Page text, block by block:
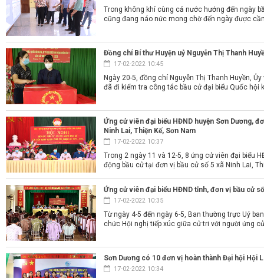
Trong không khí cùng cả nước hướng đến ngày
cũng đang náo nức mong chờ đến ngày được
Đồng chí Bí thư Huyện uỷ Nguyễn Thị Thanh
17-02-2022 10:45
Ngày 20-5, đồng chí Nguyễn Thị Thanh Huyền,
đã đi kiểm tra công tác bầu cử đại biểu Quốc hội
Ứng cử viên đại biểu HĐND huyện Sơn Dương,
Ninh Lai, Thiện Kế, Sơn Nam
17-02-2022 10:37
Trong 2 ngày 11 và 12-5, 8 ứng cử viên đại biểu
động bầu cử tại đơn vị bầu cử số 5 xã Ninh Lai,
Ứng cử viên đại biểu HĐND tỉnh, đơn vị bầu cử
17-02-2022 10:35
Từ ngày 4-5 đến ngày 6-5, Ban thường trực Uỷ
chức Hội nghị tiếp xúc giữa cử tri với người ứng
Sơn Dương có 10 đơn vị hoàn thành Đại hội Hội
17-02-2022 10:34